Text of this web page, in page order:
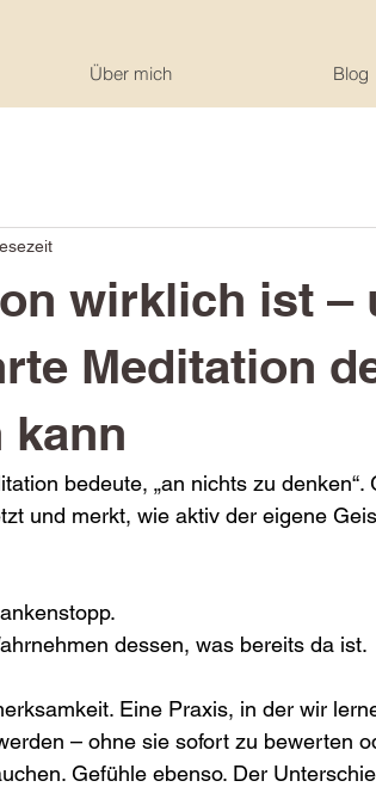
Über mich Blog
wirklich ist –
Meditation
kann
bedeute, „an nichts zu denken“.
und merkt, wie aktiv der eigene
dessen, was bereits da ist.
Eine Praxis, in der wir
– ohne sie sofort zu bewerten
Gefühle ebenso. Der